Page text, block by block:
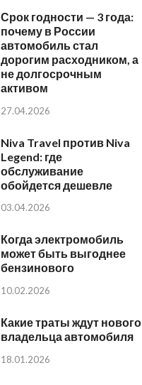
Срок годности — 3 года:
почему в России
автомобиль стал
дорогим расходником, а
не долгосрочным
активом
27.04.2026
Niva Travel против Niva
Legend: где
обслуживание
обойдется дешевле
03.04.2026
Когда электромобиль
может быть выгоднее
бензинового
10.02.2026
Какие траты ждут нового
владельца автомобиля
18.01.2026